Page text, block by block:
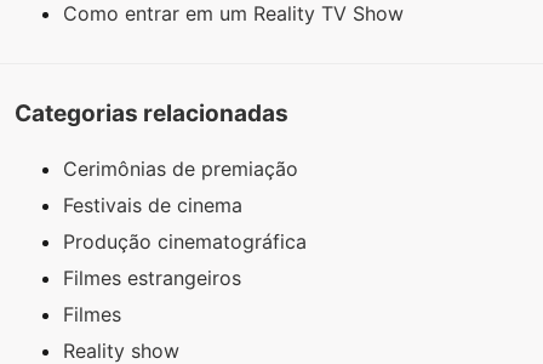
Como entrar em um Reality TV Show
Categorias relacionadas
Cerimônias de premiação
Festivais de cinema
Produção cinematográfica
Filmes estrangeiros
Filmes
Reality show